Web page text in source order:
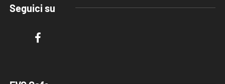
Seguici su